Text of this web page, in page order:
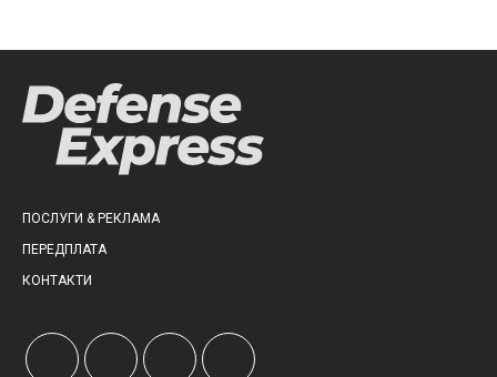
ПОСЛУГИ & РЕКЛАМА
ПЕРЕДПЛАТА
КОНТАКТИ